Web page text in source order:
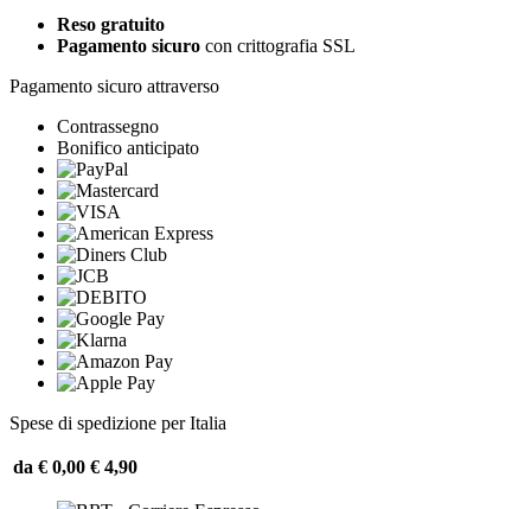
Reso gratuito
Pagamento sicuro con crittografia SSL
Pagamento sicuro attraverso
Contrassegno
Bonifico anticipato
Spese di spedizione per Italia
da € 0,00 € 4,90